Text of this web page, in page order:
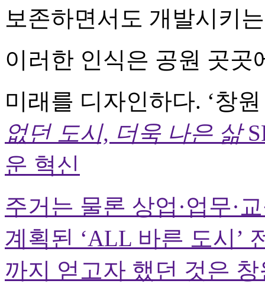
보존하면서도 개발시키
이러한 인식은 공원 곳곳
미래를 디자인하다. ‘창
없던 도시, 더욱 나은 삶
운 혁신
주거는 물론 상업·업무·
계획된 ‘ALL 바른 도시’
까지 얻고자 했던 것은